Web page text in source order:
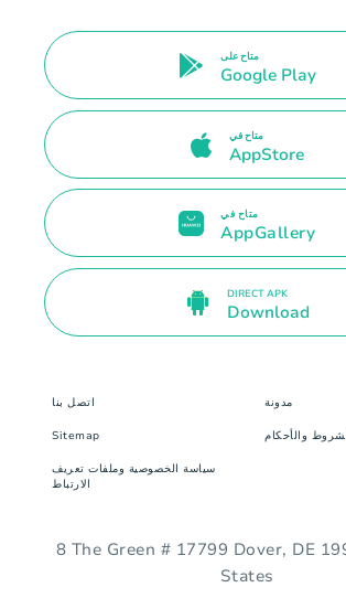
متاح على
Google Play
متاح في
AppStore
متاح في
AppGallery
DIRECT APK
Download
اتصل بنا مدونة
Sitemap والأحكام
سياسة الخصوصية وملفات تعريف
الارتباط
8 The Green # 17799 Dover, DE
States